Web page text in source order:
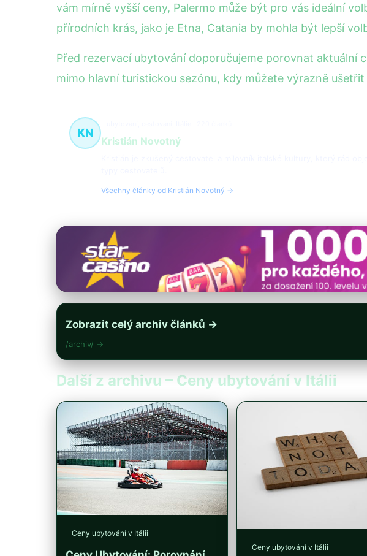
vám mírně vyšší ceny, Palermo může být pro vás ideální
přírodních krás, jako je Etna, Catania by mohla být lepší
Před rezervací ubytování doporučujeme porovnat
mimo hlavní turistickou sezónu, kdy můžete výrazně
KN
Kristián Novotný
Všechny články od Kristián Novotný →
Zobrazit celý archiv článků →
/archiv/ →
Další z archivu – Ceny ubytování v Itálii
Ceny ubytování v Itálii
Ceny ubytování v Itálii